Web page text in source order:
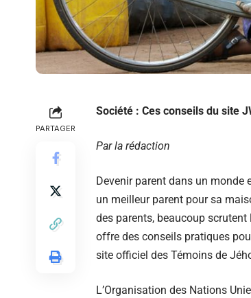
PARTAGER
Société : Ces conseils du site
Par la rédaction
Devenir parent dans un monde
un meilleur parent pour sa
des parents, beaucoup
offre des conseils pratiques
site officiel des Témoins de
L’Organisation des Nations